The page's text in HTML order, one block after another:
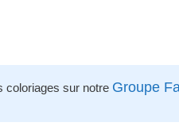
coloriages sur notre Groupe